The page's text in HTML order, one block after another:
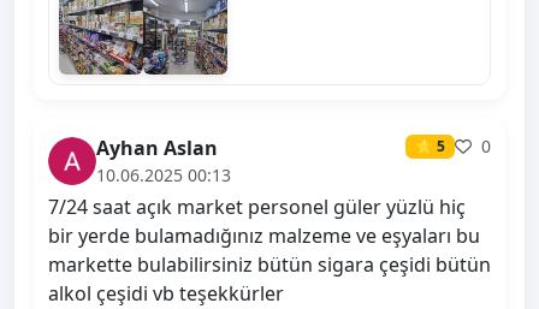
Ayhan Aslan ⭐ 5
0
10.06.2025 00:13
7/24 saat açık market personel güler yüzlü hiç
bir yerde bulamadığınız malzeme ve eşyaları bu
markette bulabilirsiniz bütün sigara çeşidi bütün
alkol çeşidi vb teşekkürler